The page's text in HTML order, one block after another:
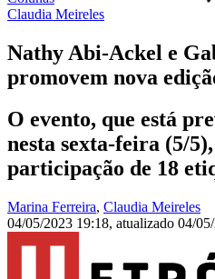
Claudia Meireles
Nathy Abi-Ackel e
promovem nova
O evento, que está
nesta sexta-feira (5/
participação de 18
Marina Ferreira, Claudia Meireles
04/05/2023 19:18, atualizado 04/